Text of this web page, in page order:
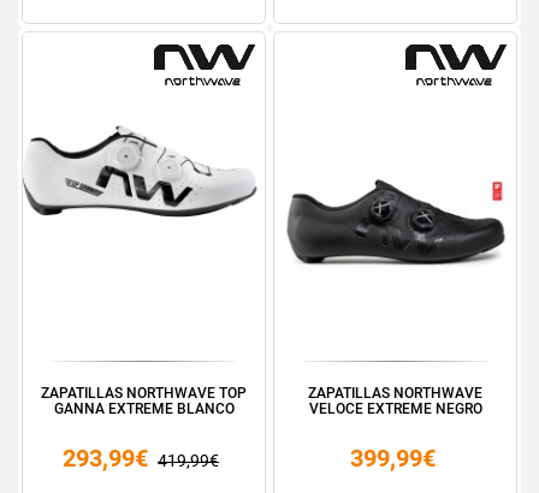
ZAPATILLAS NORTHWAVE TOP
GANNA EXTREME BLANCO
293,99€ 419,99€
ZAPATILLAS NORTHWAVE
VELOCE EXTREME NEGRO
399,99€